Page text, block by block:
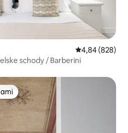
Priemerné
4,84 (828)
schody / Barberini